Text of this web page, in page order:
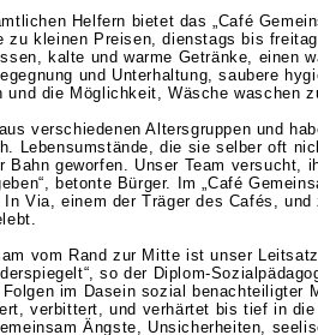
Helfern bietet das „Café
zu kleinen Preisen, dienstags bis
kalte und warme Getränke, einen
und Unterhaltung, saubere
und die Möglichkeit, Wäsche waschen
verschiedenen Altersgruppen und
Lebensumstände, die sie selber oft
Bahn geworfen. Unser Team versucht,
betonte Bürger. Im „Café
In Via, einem der Träger des Cafés, und
vom Rand zur Mitte ist unser
so der Diplom-
im Dasein sozial benachteiligter
verbittert, und verhärtet bis tief in
Ängste, Unsicherheiten,